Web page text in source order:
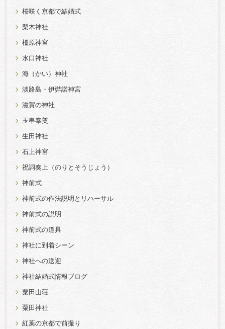
桜咲く京都で結婚式
梨木神社
橿原神宮
水口神社
海（かい）神社
淡路島・伊弉諾神宮
滋賀の神社
玉串奉奠
生田神社
石上神宮
祝詞奏上（のりとそうじょう）
神前式
神前式の作法説明とリハーサル
神前式の説明
神前式の道具
神社に到着シーン
神社への送迎
神社結婚式情報ブログ
粟田山荘
粟田神社
紅葉の京都で前撮り